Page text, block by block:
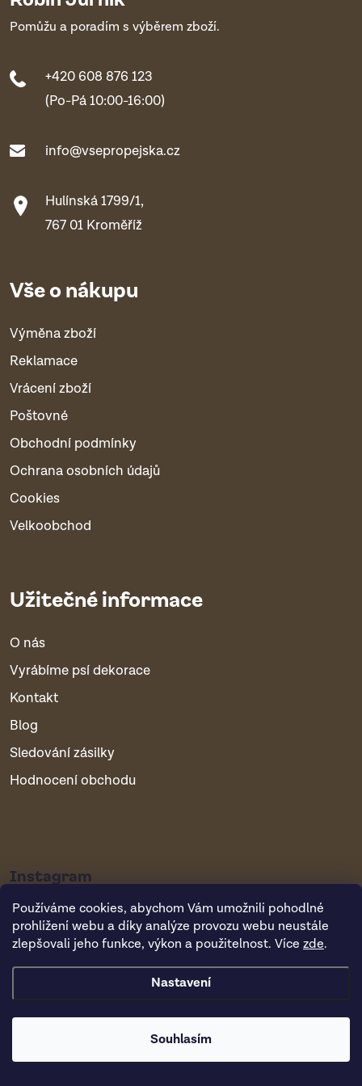
Používáme cookies, abychom Vám umožnili pohodlné
prohlížení webu a díky analýze provozu webu neustále
zlepšovali jeho funkce, výkon a použitelnost. Více zde.
Nastavení
Souhlasím
Pomůžu a poradím s výběrem zboží.
+420 608 876 123
(Po-Pá 10:00-16:00)
info@vsepropejska.cz
Hulínská 1799/1,
767 01 Kroměříž
Vše o nákupu
Výměna zboží
Reklamace
Vrácení zboží
Poštovné
Obchodní podmínky
Ochrana osobních údajů
Cookies
Velkoobchod
Užitečné informace
O nás
Vyrábíme psí dekorace
Kontakt
Blog
Sledování zásilky
Hodnocení obchodu
Instagram
Copyright 2026Vsepropejska.cz. Všechna práva vyhrazena.